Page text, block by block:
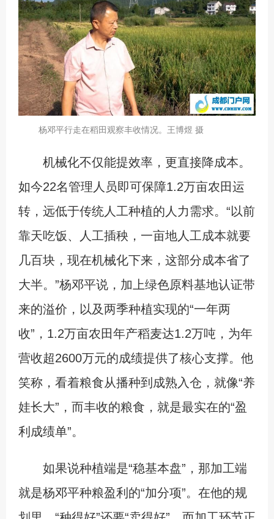
杨邓平行走在稻田观察丰收情况。王博煜 摄
机械化不仅能提效率，更直接降成本。
如今22名管理人员即可保障1.2万亩农田运
转，远低于传统人工种植的人力需求。“以前
靠天吃饭、人工插秧，一亩地人工成本就要
几百块，现在机械化下来，这部分成本省了
大半。”杨邓平说，加上绿色原料基地认证带
来的溢价，以及两季种植实现的“一年两
收”，1.2万亩农田年产稻麦达1.2万吨，为年
营收超2600万元的成绩提供了核心支撑。他
笑称，看着粮食从播种到成熟入仓，就像“养
娃长大”，而丰收的粮食，就是最实在的“盈
利成绩单”。
如果说种植端是“稳基本盘”，那加工端
就是杨邓平种粮盈利的“加分项”。在他的规